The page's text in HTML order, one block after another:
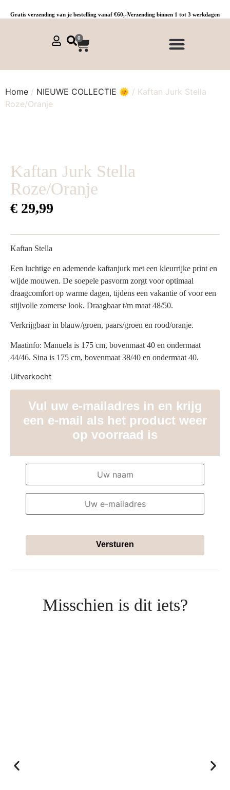
Gratis verzending van je bestelling vanaf €60,-Verzending binnen 1 tot 3 werkdagen
0
Home / NIEUWE COLLECTIE 🌞 / Kaftan Jurk Stella
Roze/Oranje
Kaftan Jurk Stella
Roze/Oranje
€ 29,99
Kaftan Stella
Een luchtige en ademende kaftanjurk met een kleurrijke print en
wijde mouwen. De soepele pasvorm zorgt voor optimaal
draagcomfort op warme dagen, tijdens een vakantie of voor een
stijlvolle zomerse look. Draagbaar t/m maat 48/50.
Verkrijgbaar in blauw/groen, paars/groen en rood/oranje.
Maatinfo: Manuela is 175 cm, bovenmaat 40 en ondermaat
44/46. Sina is 175 cm, bovenmaat 38/40 en ondermaat 40.
Uitverkocht
Vul uw e-mailadres in en krijg
een e-mail als het product weer
op voorraad is
Versturen
Misschien is dit iets?